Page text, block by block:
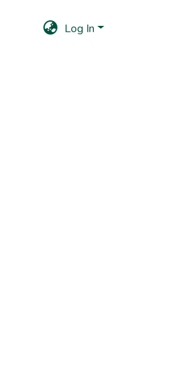
Log In